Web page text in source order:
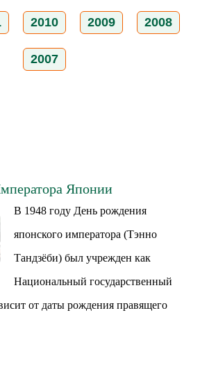
2010 2009 2008
2007
Японии
В 1948 году День рождения
японского императора (Тэнно
Тандзёби) был учрежден как
Национальный государственный
от даты рождения правящего